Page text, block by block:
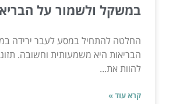
במשקל ולשמור על
החלטה להתחיל במסע לעבר ירידה
הבריאות היא משמעותית וחשובה.
להוות את...
קרא עוד »